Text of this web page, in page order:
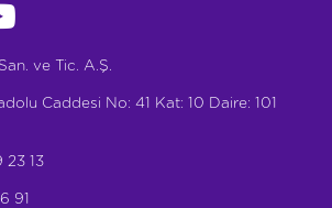
ve Tic. A.Ş.
Caddesi No: 41 Kat: 10 Daire: 101
23 13
91